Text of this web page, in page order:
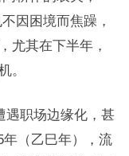
因困境而焦躁，
尤其在下半年，
。
遇职场边缘化，甚
（乙巳年），流